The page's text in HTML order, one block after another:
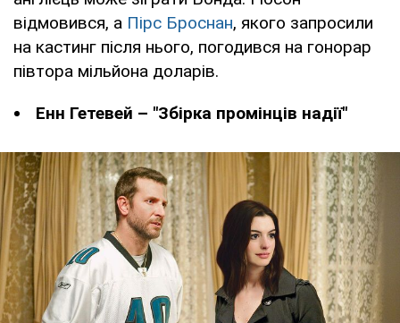
відмовився, а Пірс Броснан, якого запросили
на кастинг після нього, погодився на гонорар
півтора мільйона доларів.
Енн Гетевей – "Збірка промінців надії"